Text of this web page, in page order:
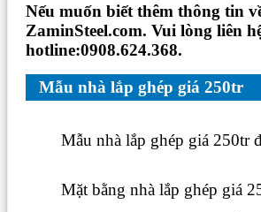
Nếu muốn biết thêm thông tin
ZaminSteel.com. Vui lòng liên
hotline:0908.624.368.
Mẫu nhà lắp ghép giá 250tr
Mẫu nhà lắp ghép giá 250tr
Mặt bằng nhà lắp ghép giá